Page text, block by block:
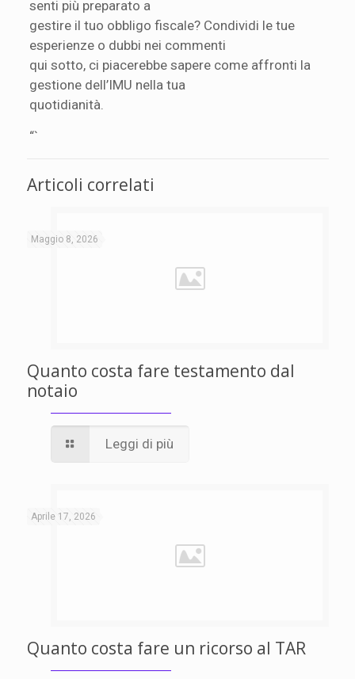
senti più preparato a
gestire il tuo obbligo fiscale? Condividi le tue
esperienze o dubbi nei commenti
qui sotto, ci piacerebbe sapere come affronti la
gestione dell’IMU nella tua
quotidianità.
“`
Articoli correlati
Maggio 8, 2026
Quanto costa fare testamento dal
notaio
Leggi di più
Aprile 17, 2026
Quanto costa fare un ricorso al TAR